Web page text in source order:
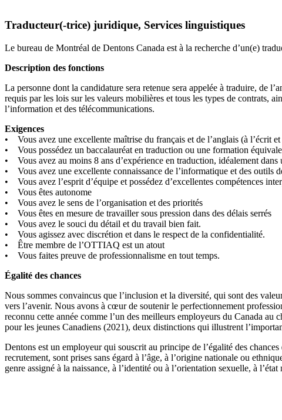
Traducteur(-trice) juridique, Services linguistiques
Le bureau de Montréal de Dentons Canada est à la recherche d’un(e)
Description des fonctions
La personne dont la candidature sera retenue sera appelée à traduire, de
requis par les lois sur les valeurs mobilières et tous les types de contrats,
l’information et des télécommunications.
Exigences
• Vous avez une excellente maîtrise du français et de l’anglais (à l’écrit et
• Vous possédez un baccalauréat en traduction ou une formation
• Vous avez au moins 8 ans d’expérience en traduction, idéalement
• Vous avez une excellente connaissance de l’informatique et des outils
• Vous avez l’esprit d’équipe et possédez d’excellentes compétences
• Vous êtes autonome
• Vous avez le sens de l’organisation et des priorités
• Vous êtes en mesure de travailler sous pression dans des délais serrés
• Vous avez le souci du détail et du travail bien fait.
• Vous agissez avec discrétion et dans le respect de la confidentialité.
• Être membre de l’OTTIAQ est un atout
• Vous faites preuve de professionnalisme en tout temps.
Égalité des chances
Nous sommes convaincus que l’inclusion et la diversité, qui sont des
vers l’avenir. Nous avons à cœur de soutenir le perfectionnement
reconnu cette année comme l’un des meilleurs employeurs du Canada
pour les jeunes Canadiens (2021), deux distinctions qui illustrent
Dentons est un employeur qui souscrit au principe de l’égalité des
recrutement, sont prises sans égard à l’âge, à l’origine nationale ou
genre assigné à la naissance, à l’identité ou à l’orientation sexuelle, à